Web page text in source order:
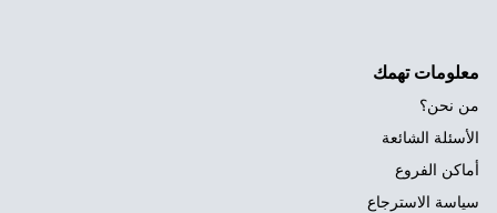
معلومات تهمك
من نحن؟
الأسئلة الشائعة
أماكن الفروع
سياسة الاسترجاع